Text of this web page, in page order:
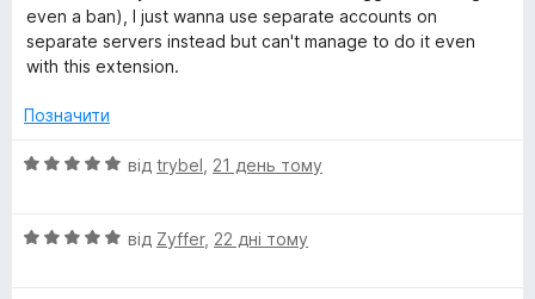
2
з
5
even a ban), I just wanna use separate accounts on
separate servers instead but can't manage to do it even
with this extension.
Позначити
О
н
від trybel 21 день тому
О
від Zyffer, 22 дні тому